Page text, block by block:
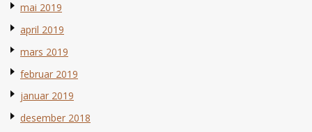
mai 2019
april 2019
mars 2019
februar 2019
januar 2019
desember 2018